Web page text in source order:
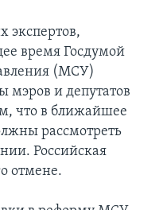
экспертов,
время Госдумой
(МСУ)
мэров и депутатов
что в ближайшее
рассмотреть
Российская
отмене.